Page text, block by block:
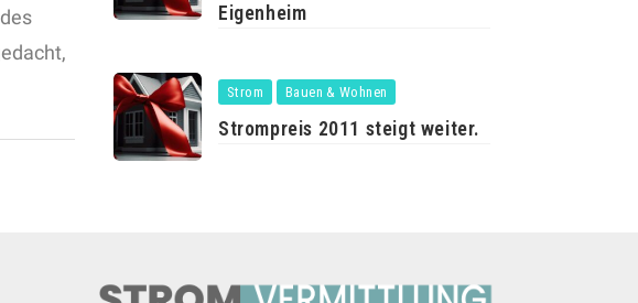
Eigenheim
Strom Bauen & Wohnen
Strompreis 2011 steigt weiter.